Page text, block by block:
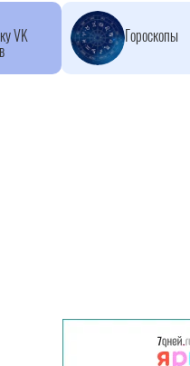
VK Гороскопы